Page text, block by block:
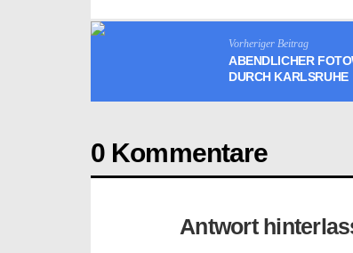
Vorheriger Beitrag
ABENDLICHER
DURCH KARLSRUHE
0 Kommentare
Antwort